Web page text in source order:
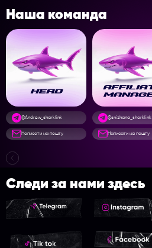
Наша команда
@Andrew_sharklink
Написати на пошту
@snizhana_sharklink
Написати на пошту
Следи за нами здесь